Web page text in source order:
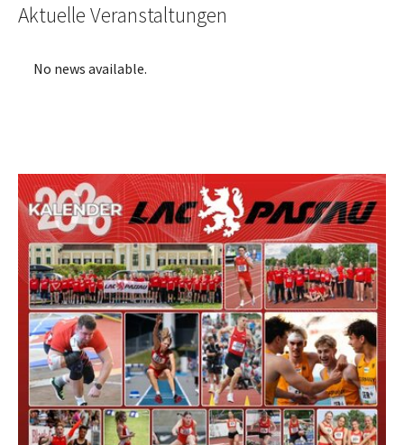
Aktuelle Veranstaltungen
No news available.
Show larger version